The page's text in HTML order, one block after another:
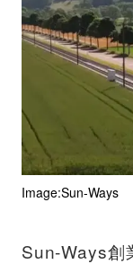
Image:Sun-Ways
Sun-Ways創